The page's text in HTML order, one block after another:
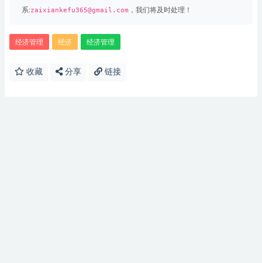
系:zaixiankefu365@gmail.com ，我们将及时处理！
经济管理 经济 经济管理
收藏 分享 链接